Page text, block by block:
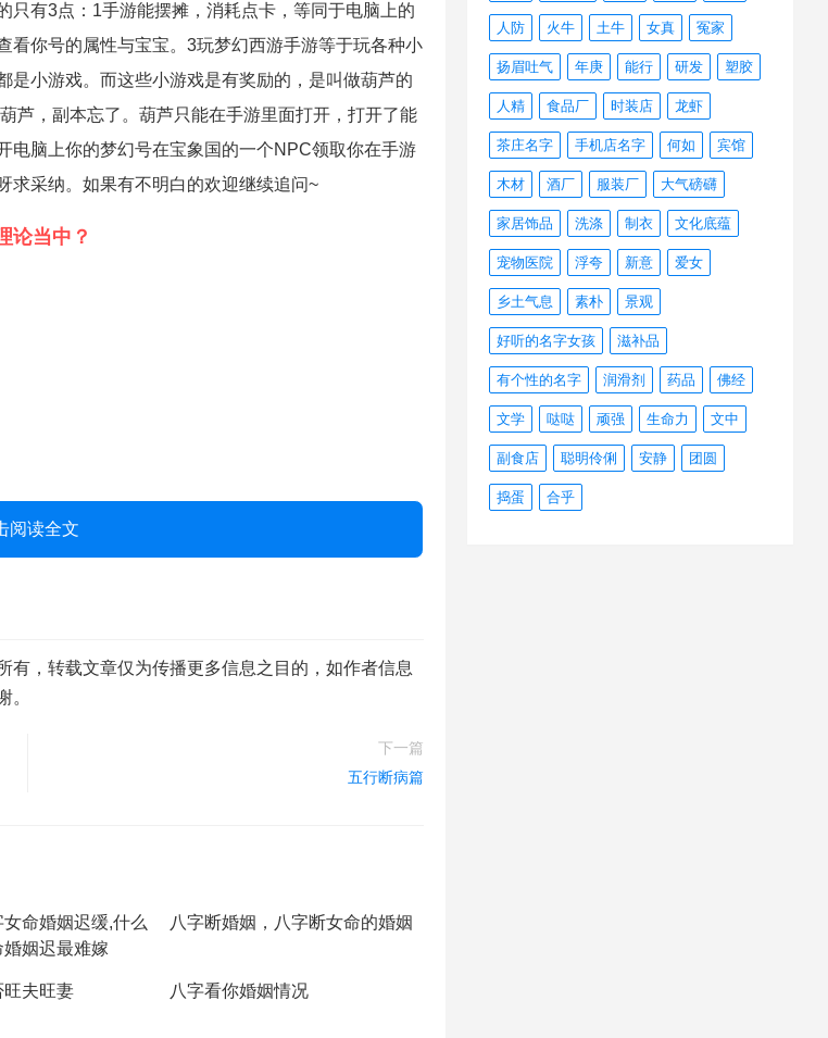
只有3点：1手游能摆摊，消耗点卡，等同于电脑上的
看你号的属性与宝宝。3玩梦幻西游手游等于玩各种小
是小游戏。而这些小游戏是有奖励的，是叫做葫芦的
芦，副本忘了。葫芦只能在手游里面打开，打开了能
电脑上你的梦幻号在宝象国的一个NPC领取你在手游
求采纳。如果有不明白的欢迎继续追问~
论当中？
阅读全文
，转载文章仅为传播更多信息之目的，如作者信息
。
下一篇
五行断病篇
命婚姻迟缓,什么
姻迟最难嫁
八字断婚姻，八字断女命的婚姻
旺夫旺妻 八字看你婚姻情况
人防 火牛 土牛 女真 冤家
扬眉吐气 年庚 能行 研发 塑胶
人精 食品厂 时装店 龙虾
茶庄名字 手机店名字 何如 宾馆
木材 酒厂 服装厂 大气磅礴
家居饰品 洗涤 制衣 文化底蕴
宠物医院 浮夸 新意 爱女
乡土气息 素朴 景观
好听的名字女孩 滋补品
有个性的名字 润滑剂 药品 佛经
文学 哒哒 顽强 生命力 文中
副食店 聪明伶俐 安静 团圆
捣蛋 合乎